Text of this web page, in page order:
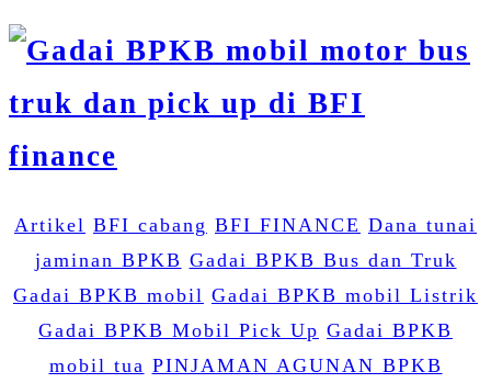
Artikel BFI cabang BFI FINANCE Dana tunai
jaminan BPKB Gadai BPKB Bus dan Truk
Gadai BPKB mobil Gadai BPKB mobil Listrik
Gadai BPKB Mobil Pick Up Gadai BPKB
mobil tua PINJAMAN AGUNAN BPKB